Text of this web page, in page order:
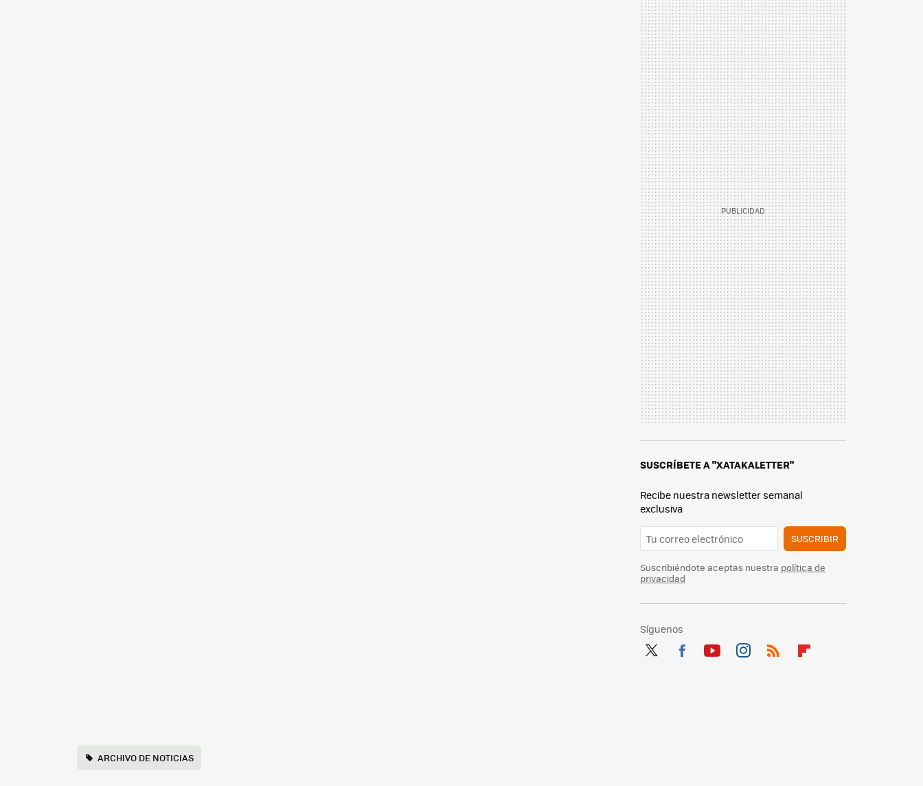
SUSCRÍBETE A "XATAKALETTER"
Recibe nuestra newsletter semanal
exclusiva
SUSCRIBIR
Suscribiéndote aceptas nuestra política de
privacidad
Síguenos
ARCHIVO DE NOTICIAS